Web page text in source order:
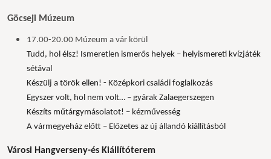
Göcseji Múzeum
17.00-20.00 Múzeum a vár körül
Tudd, hol élsz! Ismeretlen ismerős helyek – helyismereti kvízjáték
sétával
Készülj a török ellen! - Középkori családi foglalkozás
Egyszer volt, hol nem volt… – gyárak Zalaegerszegen
Készíts műtárgymásolatot! – kézművesség
A vármegyeház előtt – Előzetes az új állandó kiállításból
Városi Hangverseny-és Kiállítóterem